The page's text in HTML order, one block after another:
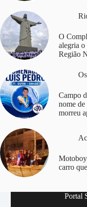
O
alegria o
Região
Campo
nome
morreu
carro
Portal